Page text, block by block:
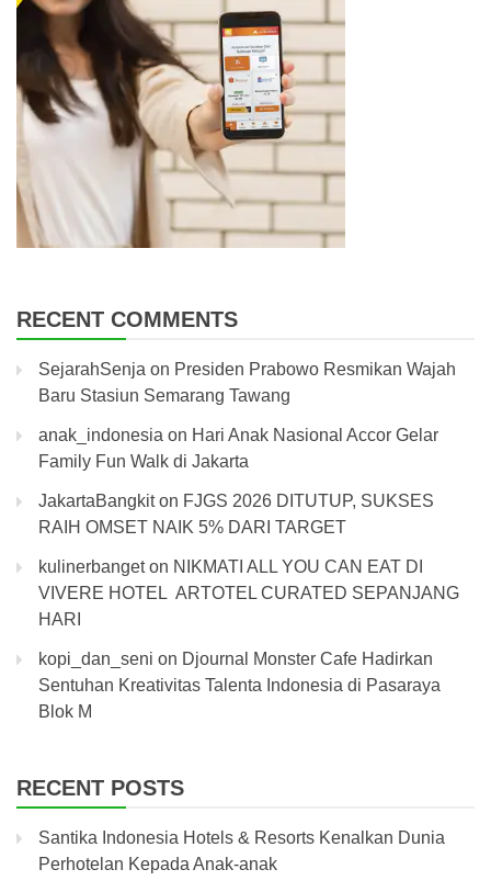
RECENT COMMENTS
SejarahSenja on Presiden Prabowo Resmikan Wajah
Baru Stasiun Semarang Tawang
anak_indonesia on Hari Anak Nasional Accor Gelar
Family Fun Walk di Jakarta
JakartaBangkiton FJGS 2026 DITUTUP, SUKSES
RAIH OMSET NAIK 5% DARI TARGET
kulinerbangeton NIKMATI ALL YOU CAN EAT DI
VIVERE HOTEL ARTOTEL CURATED SEPANJANG
HARI
kopi_dan_seni on Djournal Monster Cafe Hadirkan
Sentuhan Kreativitas Talenta Indonesia di Pasaraya
Blok M
RECENT POSTS
Santika Indonesia Hotels & Resorts Kenalkan Dunia
Perhotelan Kepada Anak-anak